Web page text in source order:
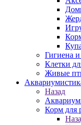
Гигиена
Клетки
Живые
Назад
Корм для